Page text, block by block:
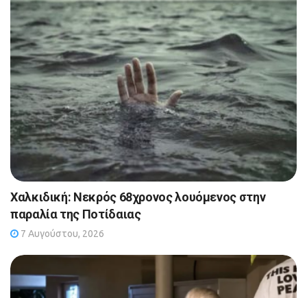
Χαλκιδική: Νεκρός 68χρονος λουόμενος στην
παραλία της Ποτίδαιας
7 Αυγούστου, 2026